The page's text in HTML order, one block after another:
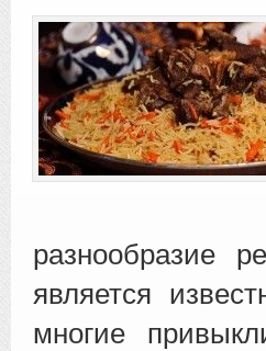
разнообразие
является
многие